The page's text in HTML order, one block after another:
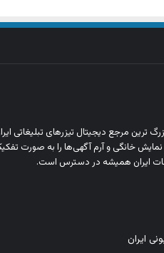
ترین مرجع دیجیتال تیزرهای تبلیغاتی
نمایش خانگی و آرم‌ آگهی‌ها را به‌ صورت
ایران همیشه در دسترس است.
ایران